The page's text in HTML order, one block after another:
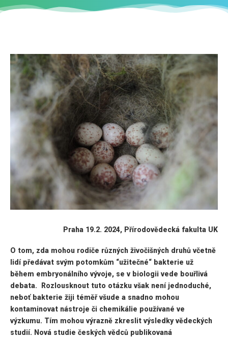
Praha 19.2. 2024, Přírodovědecká fakulta UK
O tom, zda mohou rodiče různých živočišných druhů včetně
lidí předávat svým potomkům “užitečné“ bakterie už
během embryonálního vývoje, se v biologii vede bouřlivá
debata. Rozlousknout tuto otázku však není jednoduché,
neboť bakterie žiji téměř všude a snadno mohou
kontaminovat nástroje či chemikálie používané ve
výzkumu. Tím mohou výrazně zkreslit výsledky vědeckých
studií. Nová studie českých vědců publikovaná